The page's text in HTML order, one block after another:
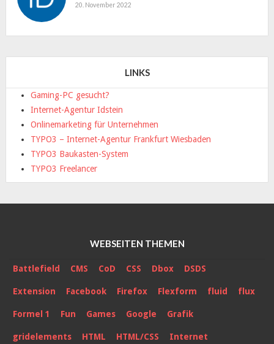
20. November 2022
LINKS
Gaming-PC gesucht?
Internet-Agentur Idstein
Onlinemarketing für Unternehmen
TYPO3 – Internet-Agentur Frankfurt Wiesbaden
TYPO3 Baukasten-System
TYPO3 Freelancer
WEBSEITEN THEMEN
Battlefield CMS CoD CSS Dbox DSDS
Extension Facebook Firefox Flexform fluid flux
Formel 1 Fun Games Google Grafik
gridelements HTML HTML/CSS Internet